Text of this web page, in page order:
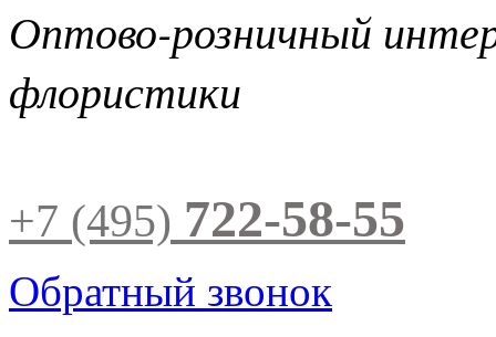
Оптово-розничный
флористики
+7 (495) 722-58-55
Обратный звонок